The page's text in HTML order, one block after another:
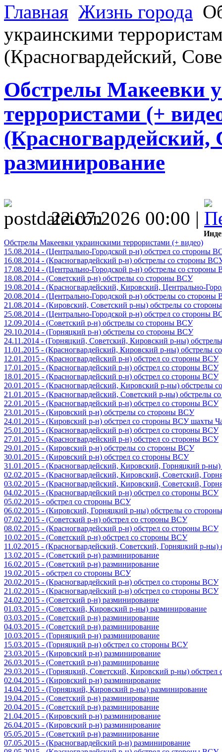
Главная Жизнь города
украинскими
(Красногвардейский,
Обстрелы Макеевки
террористами (+
разминирование
22.07.2026 00:00 |
Обстрелы Макеевки украинскими террористами (+ видео)
15.08.2014 - (Центрально-Городской р-н) обстрел со стороны
16.08.2014 - (Красногвардейский р-н) обстрелы со стороны
17.08.2014 - (Центрально-Городской р-н) обстрелы со стороны
18.08.2014 - (Советский р-н) обстрелы со стороны ВСУ
19.08.2014 - (Красногвардейский, Кировский, Центрально-
20.08.2014 - (Центрально-Городской р-н) обстрелы со стороны
21.08.2014 - (Кировский, Советский р-ны) обстрелы со
25.08.2014 - (Центрально-Городской р-н) обстрел со стороны
12.09.2014 - (Советский р-н) обстрелы со стороны ВСУ
29.10.2014 - (Горняцкий р-н) обстрелы со стороны ВСУ
24.11.2014 - (Горняцкий, Советский, Кировский р-ны)
11.01.2015 - (Красногвардейский, Кировский р-ны) обстрелы
12.01.2015 - (Красногвардейский р-н) обстрел со стороны ВСУ
17.01.2015 - (Красногвардейский р-н) обстрел со стороны ВСУ
18.01.2015 - (Красногвардейский р-н) обстрел со стороны ВСУ
20.01.2015 - (Красногвардейский, Кировский р-ны) обстрелы
21.01.2015 - (Красногвардейский, Советский р-ны) обстрелы
22.01.2015 - (Красногвардейский р-н) обстрел со стороны ВСУ
23.01.2015 - (Кировский р-н) обстрелы со стороны ВСУ
24.01.2015 - (Кировский р-н) обстрел со стороны ВСУ шахты
25.01.2015 - (Красногвардейский р-н) обстрел со стороны ВСУ
27.01.2015 - (Красногвардейский р-н) обстрел со стороны ВСУ
29.01.2015 - (Кировский р-н) обстрелы со стороны ВСУ
30.01.2015 - (Кировский р-н) обстрел со стороны ВСУ
31.01.2015 - (Красногвардейский, Кировский, Горняцкий р-
02.02.2015 - (Красногвардейский, Кировский, Советский,
03.02.2015 - (Красногвардейский, Кировский, Советский,
04.02.2015 - (Красногвардейский р-н) обстрел со стороны ВСУ
05.02.2015 - обстрел со стороны ВСУ
06.02.2015 - (Кировский, Горняцкий р-ны) обстрелы со
07.02.2015 - (Советский р-н) обстрел со стороны ВСУ
08.02.2015 - (Красногвардейский р-н) обстрел со стороны ВСУ
10.02.2015 - (Советский р-н) обстрел со стороны ВСУ
11.02.2015 - (Красногвардейский, Советский, Горняцкий р-
13.02.2015 - (Советский р-н) разминирование
16.02.2015 - (Советский р-н) разминирование
19.02.2015 - обстрел со стороны ВСУ
20.02.2015 - (Красногвардейский р-н) обстрел со стороны ВСУ
21.02.2015 - (Красногвардейский р-н) обстрел со стороны ВСУ
24.02.2015 - (Советский р-н) разминирование
01.03.2015 - (Советский, Кировский р-ны) разминирование
03.03.2015 - (Советский р-н) разминирование
04.03.2015 - (Советский р-н) разминирование
10.03.2015 - (Горняцкий р-н) разминирование
15.03.2015 - (Горняцкий р-н) обстрел со стороны ВСУ
23.03.2015 - (Кировский р-н) разминирование
26.03.2015 - (Советский р-н) разминирование
29.03.2015 - (Горняцкий, Советский, Кировский р-ны)
02.04.2015 - (Кировский р-н) разминирование
14.04.2015 - (Горняцкий, Кировский р-ны) разминирование
19.04.2015 - (Советский р-н) разминирование
20.04.2015 - (Советский р-н) разминирование
21.04.2015 - (Кировский р-н) разминирование
26.04.2015 - (Кировский р-н) разминирование
05.05.2015 - (Советский р-н) разминирование
07.05.2015 - (Красногвардейский р-н) разминирование